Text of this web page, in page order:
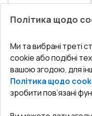
Попереднє
Внутрішні двері
yellow ззовні
Профільна система:
Політика щодо
Ми та вибрані треті
cookie або подібні
вашою згодою, для
Політика щодо
зробити пов’язані